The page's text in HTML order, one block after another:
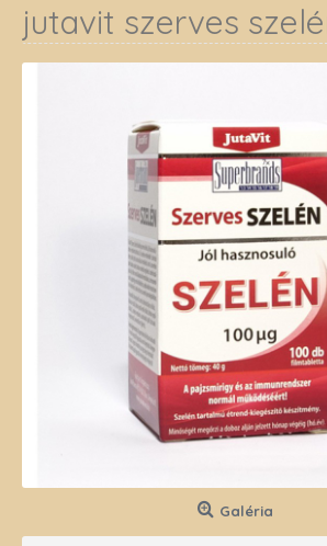
jutavit szerves
Galéria